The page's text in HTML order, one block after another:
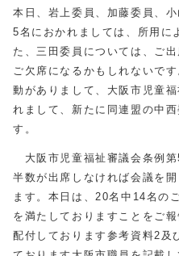
本日、岩上委員、加藤委員、
5名におかれましては、所用に
た、三田委員については、ご
ご欠席になるかもしれないで
動がありまして、大阪市児童
れまして、新たに同連盟の中
す。
大阪市児童福祉審議会条例
半数が出席しなければ会議を
ます。本日は、20名中14名の
を満たしておりますことをご
配付しております参考資料2及